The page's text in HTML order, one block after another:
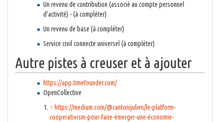
Un revenu de contribution (associé au compte personnel
d'activité) - (à compléter)
Un revenu de base (à compléter)
Service civil connecte universel (à compléter)
Autre pistes à creuser et à ajouter
https://app.timefounder.com/
OpenCollective
↑ https://medium.com/@cantonijulien/le-platform-
cooperativism-pour-faire-émerger-une-économie-